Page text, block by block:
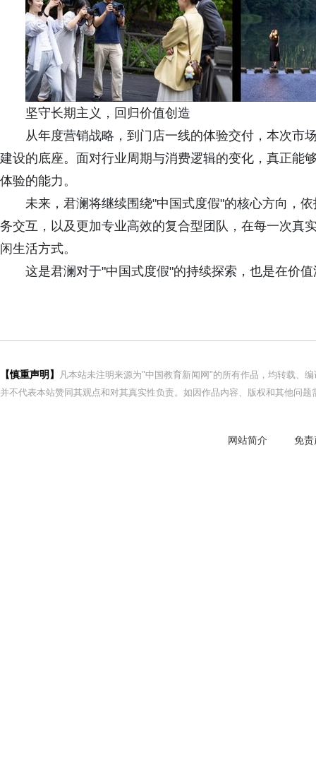
坚守长期主义，回归价值创造
从年度营销战略，到门店一线的体验交付，本次市
建设的底座。面对行业周期与消费逻辑的变化，真正能
体验的能力。
未来，君澜将继续围绕"中国式度假"的核心方向，
务交互，以及更加专业高效的复合型团队，在每一次真
闲生活方式。
这是君澜对于"中国式度假"的持续探索，也是在价
【慎重声明】
凡本站未注明来源为"中国教育新闻网"的所有作品，均转载、
并不代表本站赞同其观点和对其真实性负责。如因作品内容、版权和其他问
网站简介 免责